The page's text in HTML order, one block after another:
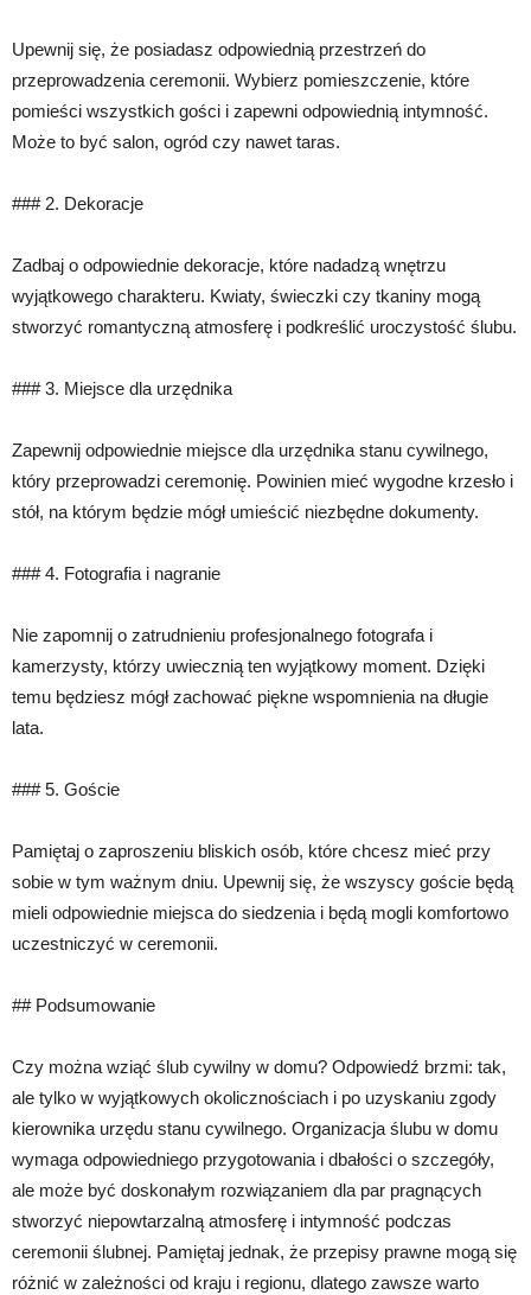
Upewnij się, że posiadasz odpowiednią przestrzeń do
przeprowadzenia ceremonii. Wybierz pomieszczenie, które
pomieści wszystkich gości i zapewni odpowiednią intymność.
Może to być salon, ogród czy nawet taras.
### 2. Dekoracje
Zadbaj o odpowiednie dekoracje, które nadadzą wnętrzu
wyjątkowego charakteru. Kwiaty, świeczki czy tkaniny mogą
stworzyć romantyczną atmosferę i podkreślić uroczystość ślubu.
### 3. Miejsce dla urzędnika
Zapewnij odpowiednie miejsce dla urzędnika stanu cywilnego,
który przeprowadzi ceremonię. Powinien mieć wygodne krzesło i
stół, na którym będzie mógł umieścić niezbędne dokumenty.
### 4. Fotografia i nagranie
Nie zapomnij o zatrudnieniu profesjonalnego fotografa i
kamerzysty, którzy uwiecznią ten wyjątkowy moment. Dzięki
temu będziesz mógł zachować piękne wspomnienia na długie
lata.
### 5. Goście
Pamiętaj o zaproszeniu bliskich osób, które chcesz mieć przy
sobie w tym ważnym dniu. Upewnij się, że wszyscy goście będą
mieli odpowiednie miejsca do siedzenia i będą mogli komfortowo
uczestniczyć w ceremonii.
## Podsumowanie
Czy można wziąć ślub cywilny w domu? Odpowiedź brzmi: tak,
ale tylko w wyjątkowych okolicznościach i po uzyskaniu zgody
kierownika urzędu stanu cywilnego. Organizacja ślubu w domu
wymaga odpowiedniego przygotowania i dbałości o szczegóły,
ale może być doskonałym rozwiązaniem dla par pragnących
stworzyć niepowtarzalną atmosferę i intymność podczas
ceremonii ślubnej. Pamiętaj jednak, że przepisy prawne mogą się
różnić w zależności od kraju i regionu, dlatego zawsze warto